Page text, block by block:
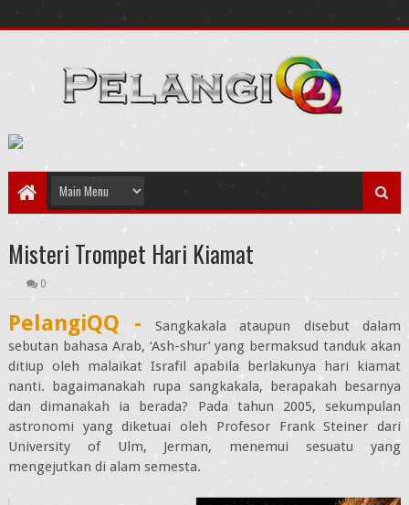
Misteri Trompet Hari Kiamat
0
PelangiQQ - Sangkakala ataupun disebut dalam
sebutan bahasa Arab, ‘Ash-shur’ yang bermaksud tanduk akan
ditiup oleh malaikat Israfil apabila berlakunya hari kiamat
nanti. bagaimanakah rupa sangkakala, berapakah besarnya
dan dimanakah ia berada? Pada tahun 2005, sekumpulan
astronomi yang diketuai oleh Profesor Frank Steiner dari
University of Ulm, Jerman, menemui sesuatu yang
mengejutkan di alam semesta.